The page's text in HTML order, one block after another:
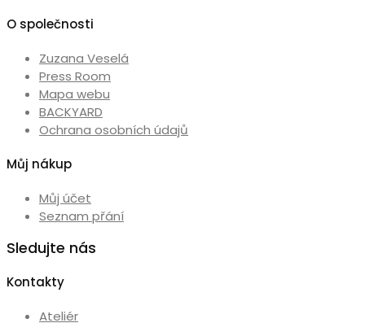
O společnosti
Zuzana Veselá
Press Room
Mapa webu
BACKYARD
Ochrana osobních údajů
Můj nákup
Můj účet
Seznam přání
Sledujte nás
Kontakty
Ateliér